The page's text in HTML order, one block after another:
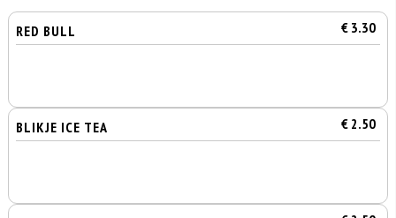
RED BULL € 3.30
BLIKJE ICE TEA € 2.50